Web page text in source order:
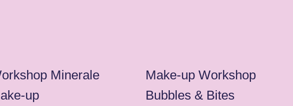
Minerale
up
Make-up Workshop
Bubbles & Bites